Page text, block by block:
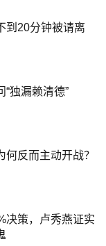
到20分钟被请离
独漏赖清德”
反而主动开战？
决策，卢秀燕证实